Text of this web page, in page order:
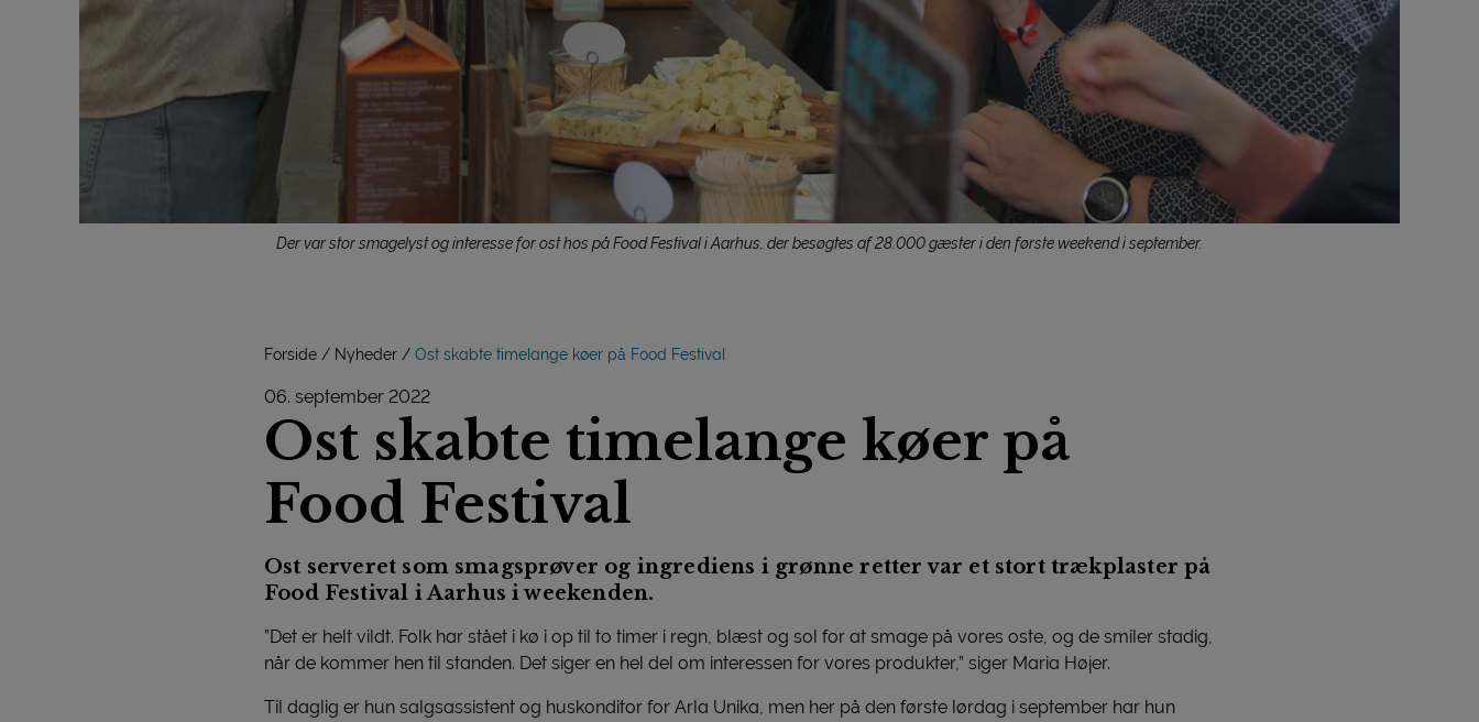
Der var stor smagelyst og interesse for ost hos på Food Festival i Aarhus, der besøgtes af 28.000 gæster i den første weekend i september.
Forside Nyheder Ost skabte timelange køer på Food Festival
06. september 2022
Ost skabte timelange køer på
Food Festival
Ost serveret som smagsprøver og ingrediens i grønne retter var et stort trækplaster på
Food Festival i Aarhus i weekenden.
”Det er helt vildt. Folk har stået i kø i op til to timer i regn, blæst og sol for at smage på vores oste, og de smiler stadig,
når de kommer hen til standen. Det siger en hel del om interessen for vores produkter,” siger Maria Højer.
Til daglig er hun salgsassistent og huskonditor for Arla Unika, men her på den første lørdag i september har hun